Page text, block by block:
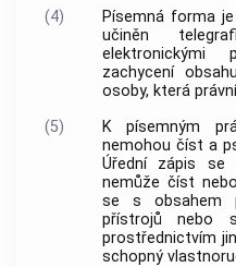
(4)
Písemná forma
učiněn
elektronickými
zachycení
osoby, která
(5)
K písemným
nemohou číst a
Úřední zápis se
nemůže číst
se s obsahem
přístrojů nebo
prostřednictvím
schopný